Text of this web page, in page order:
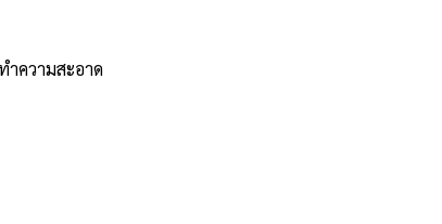
ำความสะอาด